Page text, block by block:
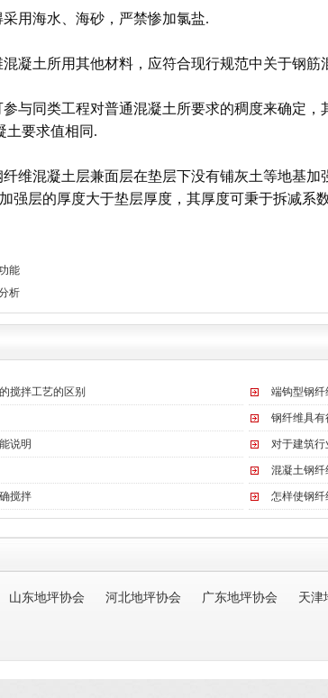
用海水、海砂，严禁惨加氯盐.
凝土所用其他材料，应符合现行规范中关于钢筋
与同类工程对普通混凝土所要求的稠度来确定
土要求值相同.
维混凝土层兼面层在垫层下没有铺灰土等地基
强层的厚度大于垫层厚度，其厚度可秉于拆减系
能
析
搅拌工艺的区别 端钩型钢纤
钢纤维具
说明 对于建筑
混凝土钢纤
搅拌 怎样使钢
山东地坪协会 河北地坪协会 广东地坪协会 天津